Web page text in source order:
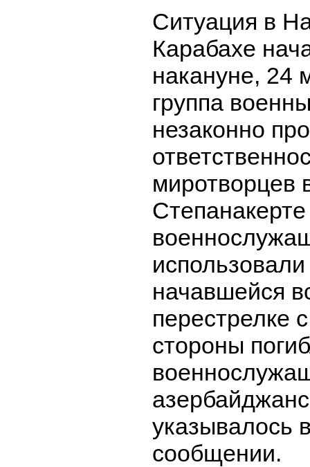
Ситуация в
Карабахе
накануне, 24
группа
незаконно
миротворцев
начавшейся
перестрелке
стороны
указывалось
сообщении.